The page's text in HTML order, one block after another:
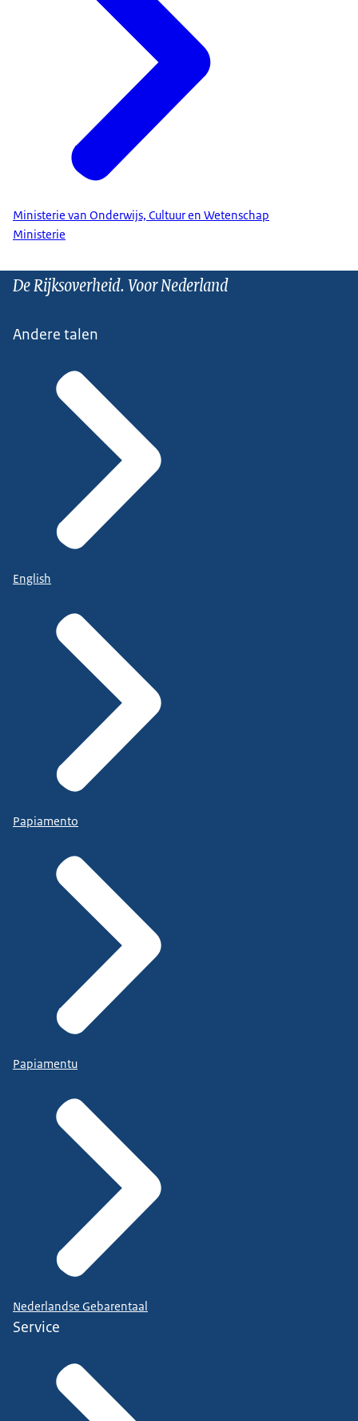
Ministerie van Onderwijs, Cultuur en Wetenschap
Ministerie
De Rijksoverheid. Voor Nederland
Andere talen
English
Papiamento
Papiamentu
Nederlandse Gebarentaal
Service